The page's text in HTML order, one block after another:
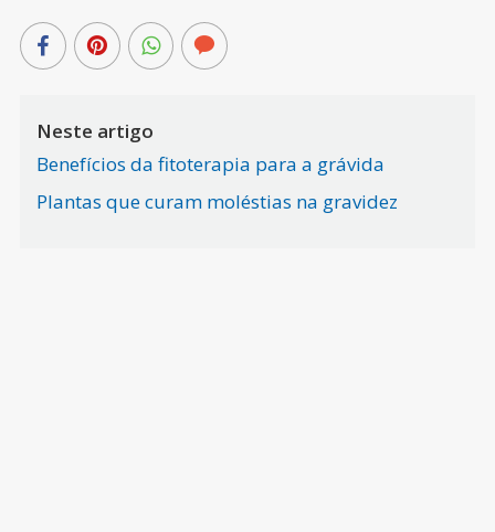
Neste artigo
Benefícios da fitoterapia para a grávida
Plantas que curam moléstias na gravidez